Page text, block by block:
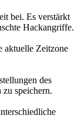
bei. Es verstärkt
Hackangriffe.
aktuelle Zeitzone
des
zu speichern.